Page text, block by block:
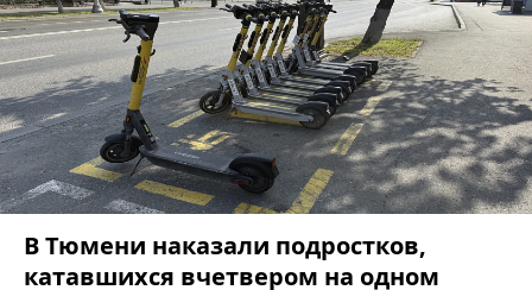
В Тюмени наказали подростков,
катавшихся вчетвером на одном